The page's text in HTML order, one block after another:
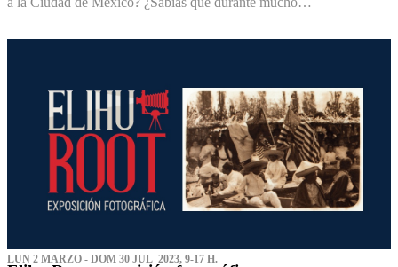
LUN 2 MARZO - DOM 30 JUL 2023, 9-17 H.